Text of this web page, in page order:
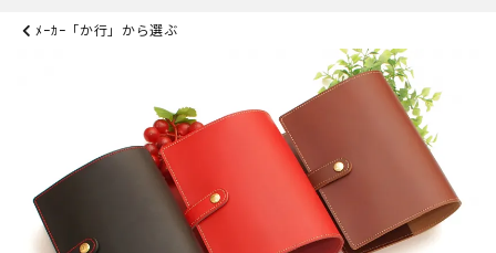
ﾒｰｶｰ「か行」から選ぶ